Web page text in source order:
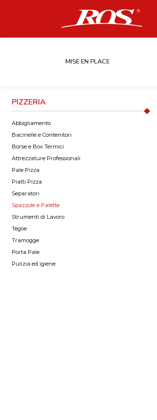
MISE EN PLACE
PIZZERIA
Abbigliamento
Bacinelle e Contenitori
Borse e Box Termici
Attrezzature Professionali
Pale Pizza
Piatti Pizza
Separatori
Spazzole e Palette
Strumenti di Lavoro
Teglie
Tramogge
Porta Pale
Pulizia ed igiene